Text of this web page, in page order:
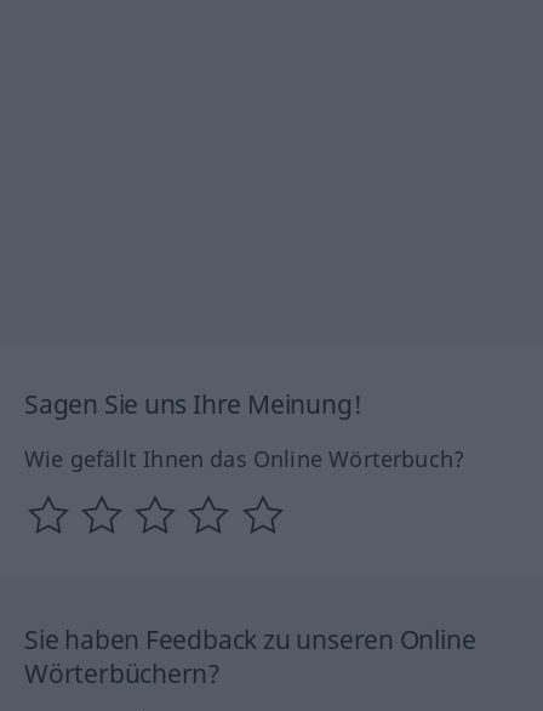
Sagen Sie uns Ihre Meinung!
Wie gefällt Ihnen das Online Wörterbuch?
Sie haben Feedback zu unseren Online
Wörterbüchern?